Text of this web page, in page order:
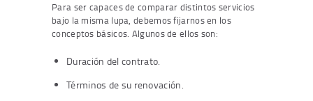
Para ser capaces de comparar distintos servicios
bajo la misma lupa, debemos fijarnos en los
conceptos básicos. Algunos de ellos son:
Duración del contrato.
Términos de su renovación.